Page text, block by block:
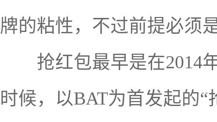
牌的粘性，不过前提必须
抢红包最早是在2014年
时候，以BAT为首发起的